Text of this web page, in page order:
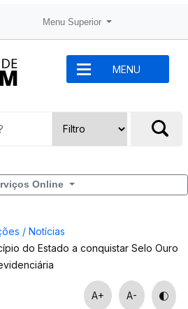
Menu Superior
MENU
Online
/ Notícias
do Estado a conquistar Selo Ouro
A+ A-